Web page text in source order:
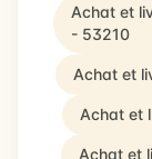
Achat et
- 53210
Achat et
Achat et
Achat et